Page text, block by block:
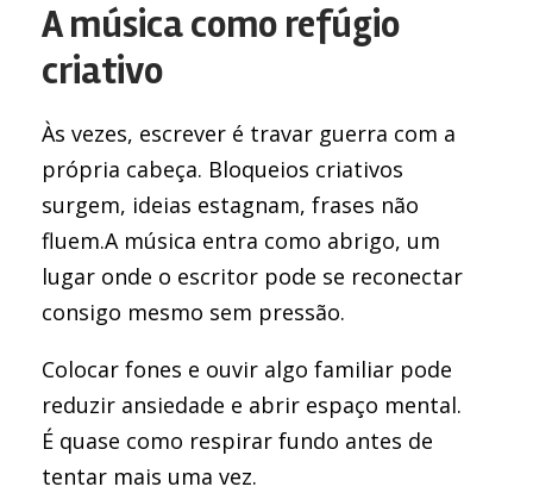
A música como refúgio
criativo
Às vezes, escrever é travar guerra com a
própria cabeça. Bloqueios criativos
surgem, ideias estagnam, frases não
fluem.A música entra como abrigo, um
lugar onde o escritor pode se reconectar
consigo mesmo sem pressão.
Colocar fones e ouvir algo familiar pode
reduzir ansiedade e abrir espaço mental.
É quase como respirar fundo antes de
tentar mais uma vez.